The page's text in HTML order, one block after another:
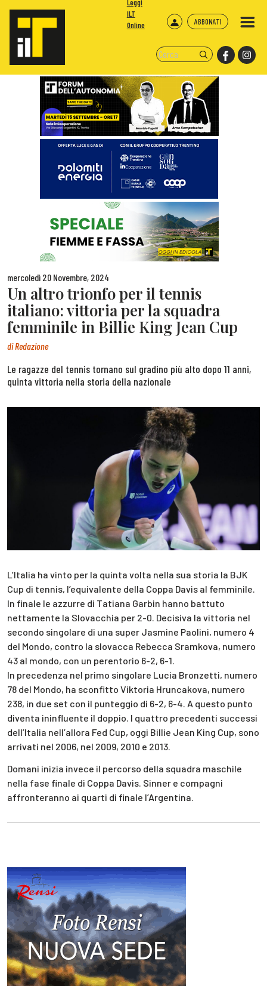
ABBONATI
Leggi
ILT
Online
mercoledì 20 Novembre, 2024
Un altro trionfo per il tennis
italiano: vittoria per la squadra
femminile in Billie King Jean Cup
diRedazione
Le ragazze del tennis tornano sul gradino più alto dopo 11 anni,
quinta vittoria nella storia della nazionale
L’Italia ha vinto per la quinta volta nella sua storia la BJK
Cup di tennis, l’equivalente della Coppa Davis al femminile.
In finale le azzurre di Tatiana Garbin hanno battuto
nettamente la Slovacchia per 2-0. Decisiva la vittoria nel
secondo singolare di una super Jasmine Paolini, numero 4
del Mondo, contro la slovacca Rebecca Sramkova, numero
43 al mondo, con un perentorio 6-2, 6-1.
In precedenza nel primo singolare Lucia Bronzetti, numero
78 del Mondo, ha sconfitto Viktoria Hruncakova, numero
238, in due set con il punteggio di 6-2, 6-4. A questo punto
diventa ininfluente il doppio. I quattro precedenti successi
dell’Italia nell’allora Fed Cup, oggi Billie Jean King Cup, sono
arrivati nel 2006, nel 2009, 2010 e 2013.
Domani inizia invece il percorso della squadra maschile
nella fase finale di Coppa Davis. Sinner e compagni
affronteranno ai quarti di finale l’Argentina.